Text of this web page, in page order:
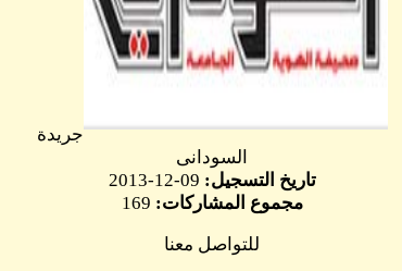
جريدة
السودانى
تاريخ التسجيل:
مجموع المشاركات:
للتواصل معنا